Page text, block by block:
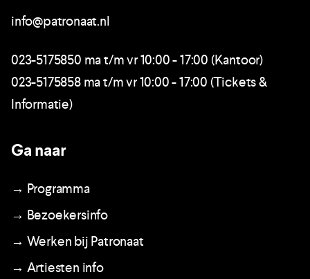
info@patronaat.nl
023-5175850 ma t/m vr 10:00 - 17:00 (Kantoor)
023-5175858 ma t/m vr 10:00 - 17:00 (Tickets &
Informatie)
Ga naar
→ Programma
→ Bezoekersinfo
→ Werken bij Patronaat
→ Artiesten info